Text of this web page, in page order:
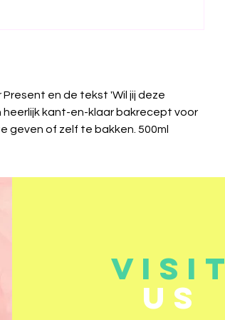
Present en de tekst 'Wil jij deze
kant-en-klaar bakrecept voor
geven of zelf te bakken. 500ml
VISIT
US